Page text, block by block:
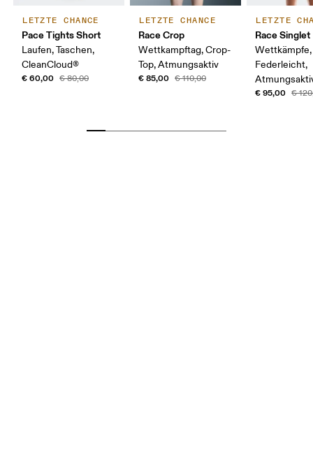
LETZTE CHANCE
Pace Tights Short
Laufen, Taschen,
CleanCloud®
€ 60,00 € 80,00
LETZTE CHANCE
Race Crop
Wettkampftag, Crop-
Top, Atmungsaktiv
€ 85,00 € 110,00
LETZTE
Race Singlet
Wettkämpfe,
Federleicht,
€ 95,00 €